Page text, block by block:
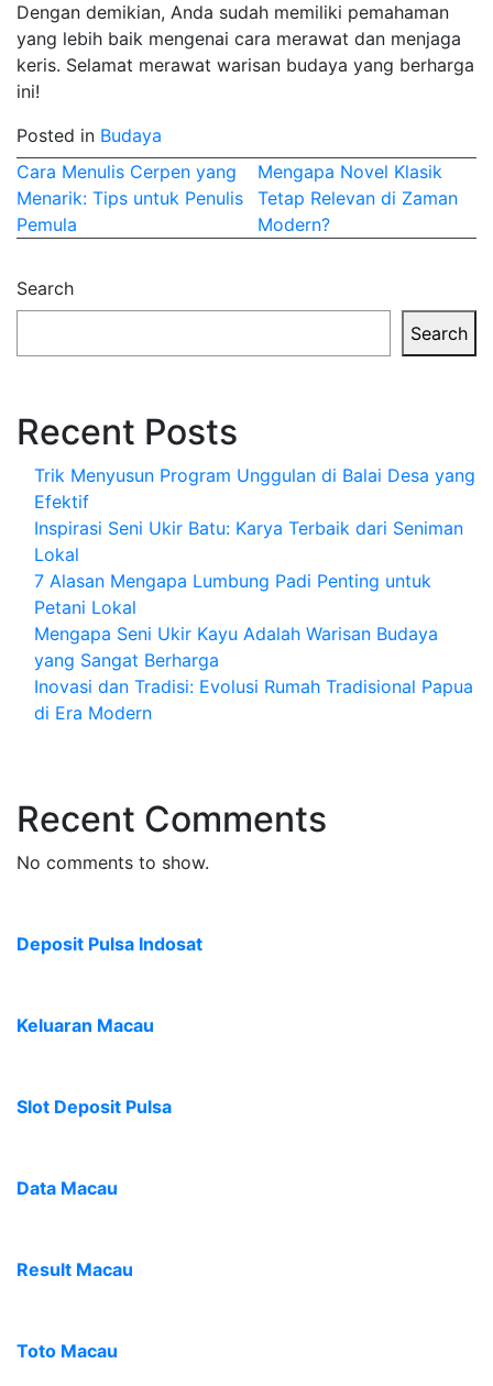
Dengan demikian, Anda sudah memiliki pemahaman
yang lebih baik mengenai cara merawat dan menjaga
keris. Selamat merawat warisan budaya yang berharga
ini!
Posted in Budaya
Post
navigation
Cara Menulis Cerpen yang
Menarik: Tips untuk Penulis
Pemula
Mengapa Novel Klasik
Tetap Relevan di Zaman
Modern?
Search
Search
Recent Posts
Trik Menyusun Program Unggulan di Balai Desa yang
Efektif
Inspirasi Seni Ukir Batu: Karya Terbaik dari Seniman
Lokal
7 Alasan Mengapa Lumbung Padi Penting untuk
Petani Lokal
Mengapa Seni Ukir Kayu Adalah Warisan Budaya
yang Sangat Berharga
Inovasi dan Tradisi: Evolusi Rumah Tradisional Papua
di Era Modern
Recent Comments
No comments to show.
Deposit Pulsa Indosat
Keluaran Macau
Slot Deposit Pulsa
Data Macau
Result Macau
Toto Macau